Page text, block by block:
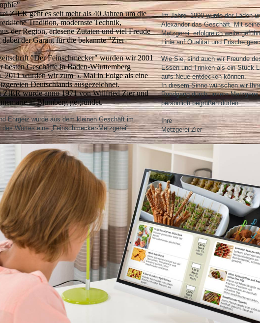
ZIER geht es seit mehr als 40 Jahren um die
Tradition, modernste Technik,
der Region, erlesene Zutaten und viel Freude
der Garant für die bekannte "Zier-
"Der Feinschmecker" wurden wir 2001
besten Geschäfte in Baden-Württemberg
2011 wurden wir zum 5. Mal in Folge als eine
Deutschlands ausgezeichnet.
ZIER wurde anno 1971 von Willfried Zier und
in Blumberg gegründet.
Ehrgeiz wurde aus dem kleinen Geschäft im
Wortes eine „Feinschmecker-Metzgerei“
Im Jahre 1990 wurde der Laden
Alexander das Geschäft. Mit
Metzgerei erfolgreich
Linie auf Qualität und Frische
Wie Sie, sind auch wir Freunde
Essen und Trinken als ein Stück
aufs Neue entdecken können.
In diesem Sinne wünschen wir
Rundgang durch unsere
persönlich begrüßen dürfen.
Ihre
Metzgerei Zier